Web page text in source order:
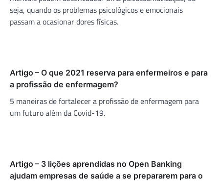
seja, quando os problemas psicológicos e emocionais
passam a ocasionar dores físicas.
Artigo – O que 2021 reserva para enfermeiros e para
a profissão de enfermagem?
5 maneiras de fortalecer a profissão de enfermagem para
um futuro além da Covid-19.
Artigo – 3 lições aprendidas no Open Banking
ajudam empresas de saúde a se prepararem para o